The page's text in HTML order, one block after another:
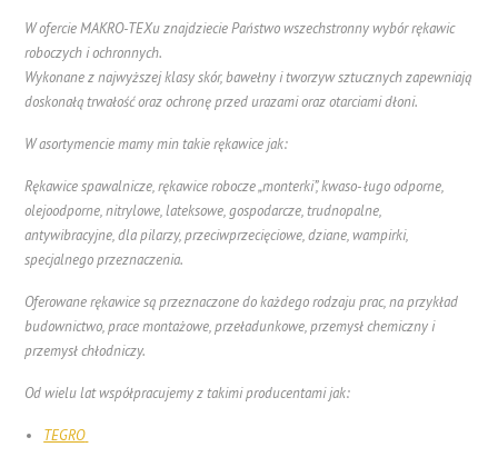
W ofercie MAKRO-TEXu znajdziecie Państwo wszechstronny wybór rękawic
roboczych i ochronnych.
Wykonane z najwyższej klasy skór, bawełny i tworzyw sztucznych zapewniają
doskonałą trwałość oraz ochronę przed urazami oraz otarciami dłoni.
W asortymencie mamy min takie rękawice jak:
Rękawice spawalnicze, rękawice robocze „monterki”, kwaso- ługo odporne,
olejoodporne, nitrylowe, lateksowe, gospodarcze, trudnopalne,
antywibracyjne, dla pilarzy, przeciwprzecięciowe, dziane, wampirki,
specjalnego przeznaczenia.
Oferowane rękawice są przeznaczone do każdego rodzaju prac, na przykład
budownictwo, prace montażowe, przeładunkowe, przemysł chemiczny i
przemysł chłodniczy.
Od wielu lat współpracujemy z takimi producentami jak:
TEGRO